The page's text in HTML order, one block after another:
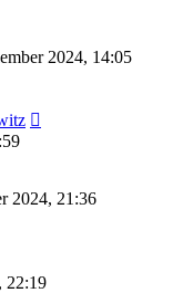
2024, 14:05
2024, 21:36
22:19